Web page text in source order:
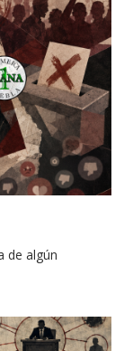
de algún